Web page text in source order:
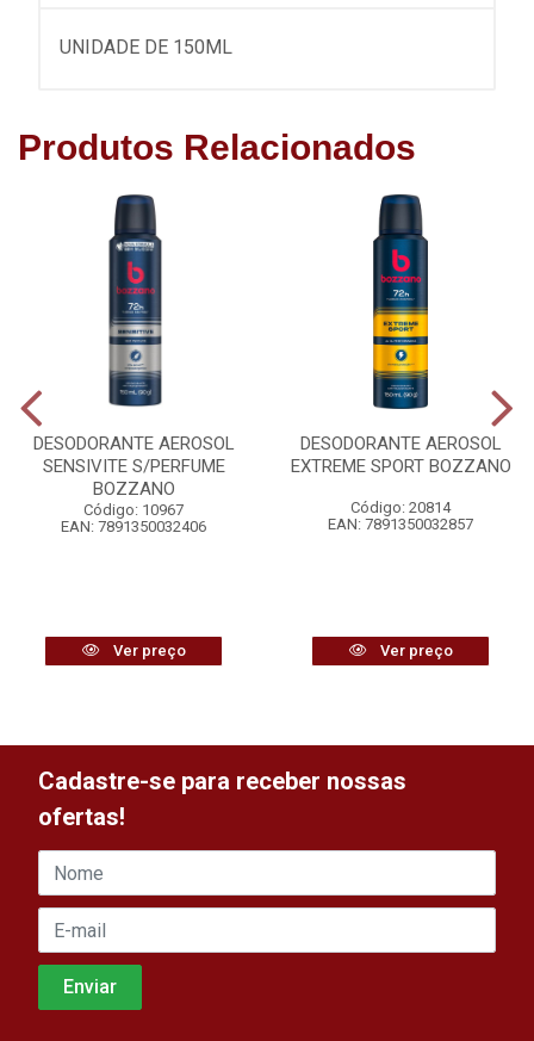
UNIDADE DE 150ML
Produtos Relacionados
DESODORANTE AEROSOL
SENSIVITE S/PERFUME
BOZZANO
Código: 10967
EAN: 7891350032406
Ver preço
DESODORANTE AEROSOL
EXTREME SPORT BOZZANO
Código: 20814
EAN: 7891350032857
Ver preço
Cadastre-se para receber nossas
ofertas!